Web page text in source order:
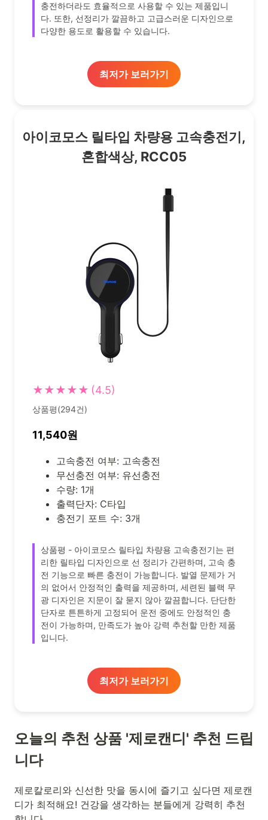
충전하더라도 효율적으로 사용할 수 있는 제품입니
다. 또한, 선정리가 깔끔하고 고급스러운 디자인으로
다양한 용도로 활용할 수 있습니다.
최저가 보러가기
아이코모스 릴타입 차량용 고속충전기,
혼합색상, RCC05
★★★★★ (4.5)
상품평(294건)
11,540원
고속충전 여부: 고속충전
무선충전 여부: 유선충전
수량: 1개
출력단자: C타입
충전기 포트 수: 3개
상품평 - 아이코모스 릴타입 차량용 고속충전기는 편
리한 릴타입 디자인으로 선 정리가 간편하며, 고속 충
전 기능으로 빠른 충전이 가능합니다. 발열 문제가 거
의 없어서 안정적인 출력을 제공하며, 세련된 블랙 무
광 디자인은 지문이 잘 묻지 않아 깔끔합니다. 단단한
단자로 튼튼하게 고정되어 운전 중에도 안정적인 충
전이 가능하며, 만족도가 높아 강력 추천할 만한 제품
입니다.
최저가 보러가기
오늘의 추천 상품 '제로캔디' 추천 드립
니다
제로칼로리와 신선한 맛을 동시에 즐기고 싶다면 제로캔
디가 최적해요! 건강을 생각하는 분들에게 강력히 추천